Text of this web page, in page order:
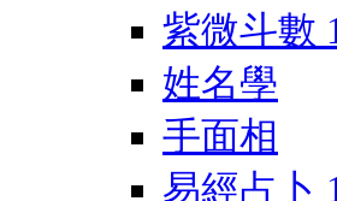
紫微斗數
姓名學
手面相
易經占卜